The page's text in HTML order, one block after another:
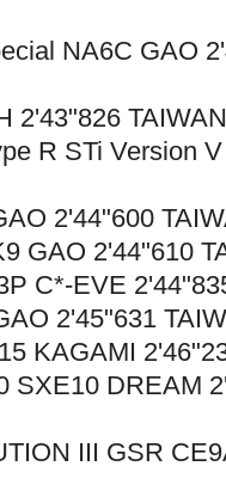
NA6C GAO
2'43"826
R STi Version
2'44"600
GAO 2'44"610
C*-EVE
2'45"631
KAGAMI
SXE10 DREAM
III GSR